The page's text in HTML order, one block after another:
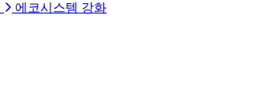
에코시스템 강화